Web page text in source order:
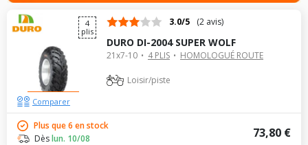
4
plis
3.0/5 (2 avis)
DURO DI-2004 SUPER WOLF
21x7-10 4 PLIS HOMOLOGUÉ ROUTE
Loisir/piste
73,80 €
Plus que 6 en stock
Dèslun. 10/08
Comparer